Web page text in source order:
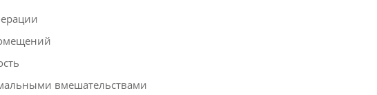
вмешательствами